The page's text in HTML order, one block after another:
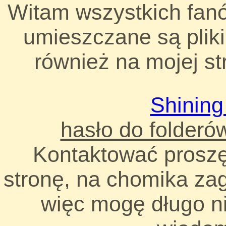
Witam wszystkich
umieszczane są
również na mojej
hasło do
Kontaktować
stronę, na chomika
więc mogę długo